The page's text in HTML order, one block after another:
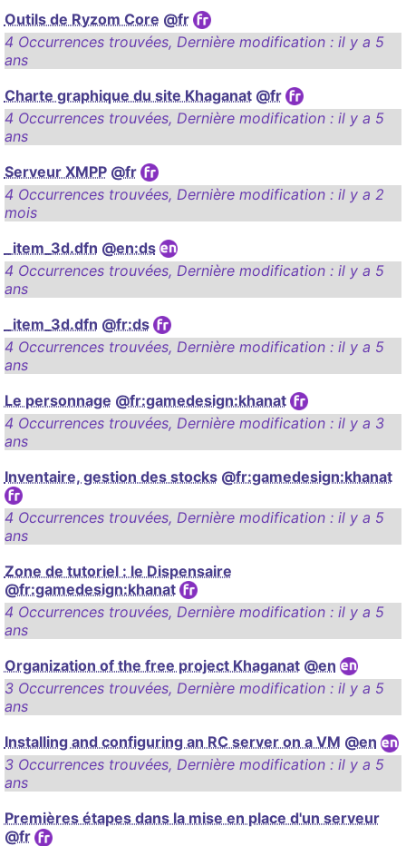
Outils de Ryzom Core @fr
4 Occurrences trouvées, Dernière modification : il y a 5
ans
Charte graphique du site Khaganat @fr
4 Occurrences trouvées, Dernière modification : il y a 5
ans
Serveur XMPP @fr
4 Occurrences trouvées, Dernière modification : il y a 2
mois
_item_3d.dfn @en:ds
4 Occurrences trouvées, Dernière modification : il y a 5
ans
_item_3d.dfn @fr:ds
4 Occurrences trouvées, Dernière modification : il y a 5
ans
Le personnage @fr:gamedesign:khanat
4 Occurrences trouvées, Dernière modification : il y a 3
ans
Inventaire, gestion des stocks @fr:gamedesign:khanat
4 Occurrences trouvées, Dernière modification : il y a 5
ans
Zone de tutoriel : le Dispensaire
@fr:gamedesign:khanat
4 Occurrences trouvées, Dernière modification : il y a 5
ans
Organization of the free project Khaganat @en
3 Occurrences trouvées, Dernière modification : il y a 5
ans
Installing and configuring an RC server on a VM @en
3 Occurrences trouvées, Dernière modification : il y a 5
ans
Premières étapes dans la mise en place d'un serveur
@fr